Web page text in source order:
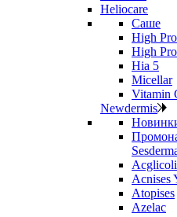
Heliocare
Саше
High
High
Hia 5
Micellar
Vitamin
Newdermis
Acnises
Atopises
Azelac